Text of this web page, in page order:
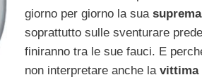
giorno per giorno la sua
soprattutto sulle sventurare
finiranno tra le sue fauci. E
non interpretare anche la vittima